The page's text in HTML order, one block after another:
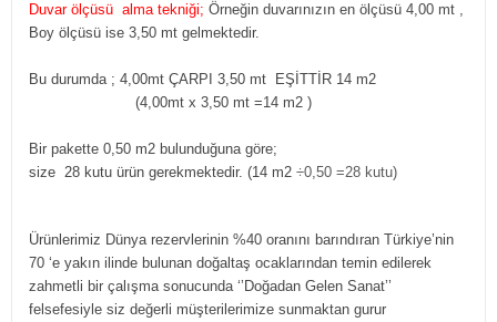
Duvar ölçüsü alma tekniği; Örneğin duvarınızın en ölçüsü 4,00 mt ,
Boy ölçüsü ise 3,50 mt gelmektedir.
Bu durumda ; 4,00mt ÇARPI 3,50 mt EŞİTTİR 14 m2
(4,00mt x 3,50 mt =14 m2 )
Bir pakette 0,50 m2 bulunduğuna göre;
size 28 kutu ürün gerekmektedir. (14 m2 ÷0,50 =28 kutu)
Ürünlerimiz Dünya rezervlerinin %40 oranını barındıran Türkiye’nin
70 ‘e yakın ilinde bulunan doğaltaş ocaklarından temin edilerek
zahmetli bir çalışma sonucunda ‘’Doğadan Gelen Sanat’’
felsefesiyle siz değerli müşterilerimize sunmaktan gurur